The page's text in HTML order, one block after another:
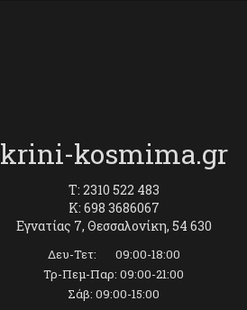
krini-kosmima.gr
T: 2310 522 483
K: 698 3686067
Εγνατίας 7, Θεσσαλονίκη, 54 630
Δευ-Τετ: 09:00-18:00
Τρ-Πεμ-Παρ: 09:00-21:00
Σάβ: 09:00-15:00